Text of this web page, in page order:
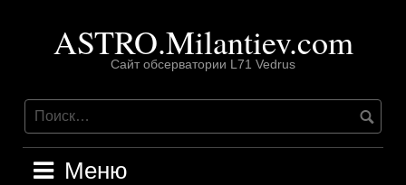
содержимомуASTRO.Milantiev.com
Сайт обсерватории L71 Vedrus
Меню